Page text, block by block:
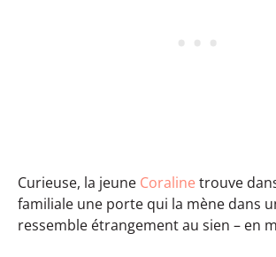
Curieuse, la jeune Coraline trouve
familiale une porte qui la mène dans
ressemble étrangement au sien – en